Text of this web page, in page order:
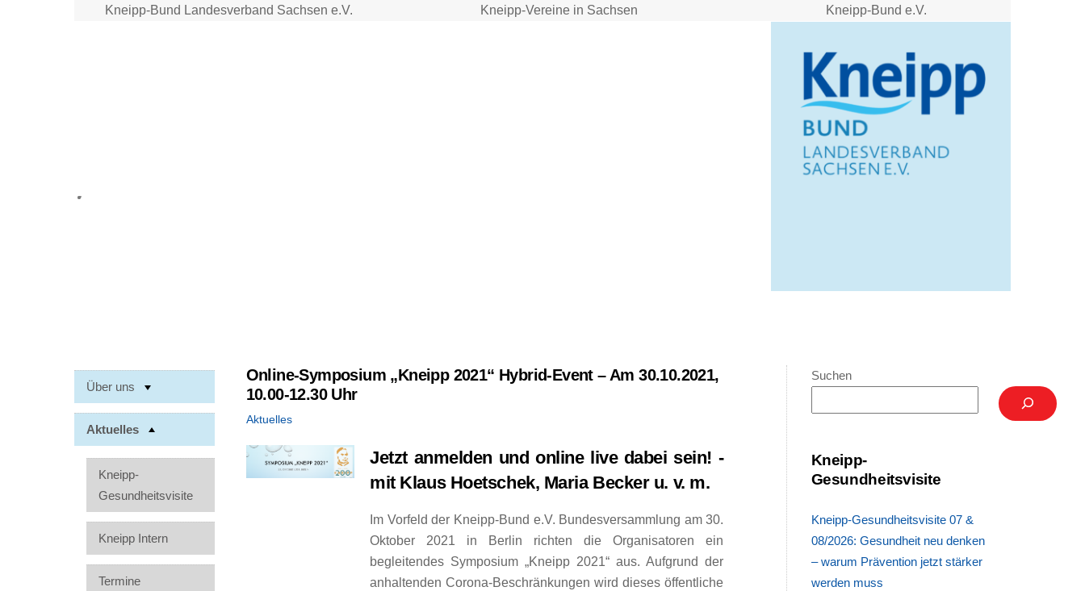
Kneipp-Bund Landesverband Sachsen e.V. Kneipp-Vereine in Sachsen Kneipp-Bund e.V.
Online-Symposium „Kneipp 2021“ Hybrid-Event – Am 30.10.2021,
10.00-12.30 Uhr
Aktuelles
Jetzt anmelden und online live dabei sein! -
mit Klaus Hoetschek, Maria Becker u. v. m.
Im Vorfeld der Kneipp-Bund e.V. Bundesversammlung am 30.
Oktober 2021 in Berlin richten die Organisatoren ein
begleitendes Symposium „Kneipp 2021“ aus. Aufgrund der
anhaltenden Corona-Beschränkungen wird dieses öffentliche
Über uns
Aktuelles
Kneipp-
Gesundheitsvisite
Kneipp Intern
Termine
Suchen
Kneipp-
Gesundheitsvisite
Kneipp-Gesundheitsvisite 07 &
08/2026: Gesundheit neu denken
– warum Prävention jetzt stärker
werden muss